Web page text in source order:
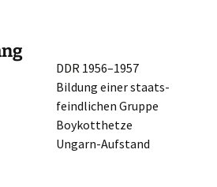
DDR 1956–1957
Bildung einer staats­
feind­li­chen Gruppe
Boykotthetze
Ungarn-Aufstand